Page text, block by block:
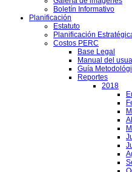
Boletín Informativo
Planificación
Estatuto
Planificación
Costos PERC
Base Legal
Manual del
Guía
Reportes
2018